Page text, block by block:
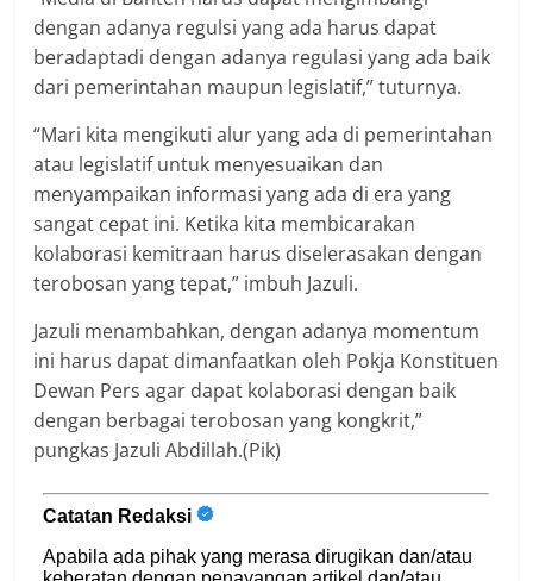
dengan adanya regulsi yang ada harus dapat
beradaptadi dengan adanya regulasi yang ada baik
dari pemerintahan maupun legislatif,” tuturnya.
“Mari kita mengikuti alur yang ada di pemerintahan
atau legislatif untuk menyesuaikan dan
menyampaikan informasi yang ada di era yang
sangat cepat ini. Ketika kita membicarakan
kolaborasi kemitraan harus diselerasakan dengan
terobosan yang tepat,” imbuh Jazuli.
Jazuli menambahkan, dengan adanya momentum
ini harus dapat dimanfaatkan oleh Pokja Konstituen
Dewan Pers agar dapat kolaborasi dengan baik
dengan berbagai terobosan yang kongkrit,”
pungkas Jazuli Abdillah.(Pik)